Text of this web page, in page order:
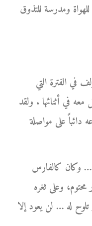
ومدرسة للتذوق
في الفترة التي
في أثنائها . ولقد
دائباً على مواصلة
… وكان كالفارس
محتوم، وعلى ثغره
تلوح له … لن يعود إلا